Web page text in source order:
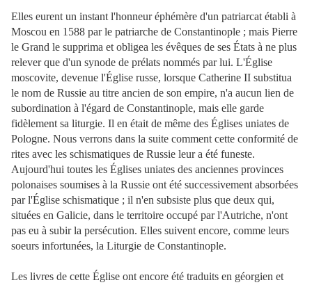
Elles eurent un instant l'honneur éphémère d'un patriarcat établi à
Moscou en 1588 par le patriarche de Constantinople ; mais Pierre
le Grand le supprima et obligea les évêques de ses États à ne plus
relever que d'un synode de prélats nommés par lui. L'Église
moscovite, devenue l'Église russe, lorsque Catherine II substitua
le nom de Russie au titre ancien de son empire, n'a aucun lien de
subordination à l'égard de Constantinople, mais elle garde
fidèlement sa liturgie. Il en était de même des Églises uniates de
Pologne. Nous verrons dans la suite comment cette conformité de
rites avec les schismatiques de Russie leur a été funeste.
Aujourd'hui toutes les Églises uniates des anciennes provinces
polonaises soumises à la Russie ont été successivement absorbées
par l'Église schismatique ; il n'en subsiste plus que deux qui,
situées en Galicie, dans le territoire occupé par l'Autriche, n'ont
pas eu à subir la persécution. Elles suivent encore, comme leurs
soeurs infortunées, la Liturgie de Constantinople.
Les livres de cette Église ont encore été traduits en géorgien et